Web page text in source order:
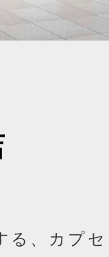
る、カプセ